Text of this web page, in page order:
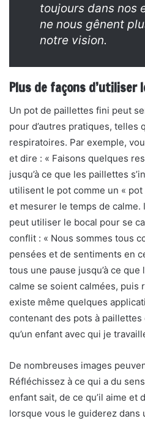
toujours dans nos
ne nous gênent
notre vision.
Plus de façons
Un pot de paillettes fini peut
pour d’autres pratiques, telles
respiratoires. Par exemple,
et dire : « Faisons quelques
jusqu’à ce que les paillettes
utilisent le pot comme un «
et mesurer le temps de calme.
peut utiliser le bocal pour se
conflit : « Nous sommes tous
pensées et de sentiments en
tous une pause jusqu’à ce
calme se soient calmées, puis
existe même quelques
contenant des pots à
qu’un enfant avec qui je
De nombreuses images
Réfléchissez à ce qui a du
enfant sait, de ce qu’il aime et
lorsque vous le guiderez dans